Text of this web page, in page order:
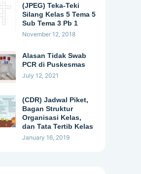
(JPEG) Teka-Teki
Silang Kelas 5 Tema 5
Sub Tema 3 Pb 1
November 12, 2018
Alasan Tidak Swab
PCR di Puskesmas
July 12, 2021
(CDR) Jadwal Piket,
Bagan Struktur
Organisasi Kelas,
dan Tata Tertib Kelas
January 16, 2019